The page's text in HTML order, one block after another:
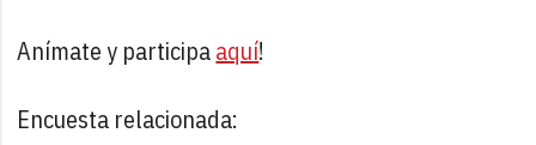
Anímate y participaaquí!
Encuesta relacionada: